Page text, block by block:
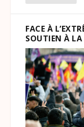
FACE À
SOUTIEN À